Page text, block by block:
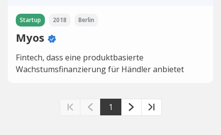
Startup 2018 Berlin
Myos
Fintech, dass eine produktbasierte
Wachstumsfinanzierung für Händler anbietet
1